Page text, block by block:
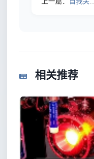
相关推荐